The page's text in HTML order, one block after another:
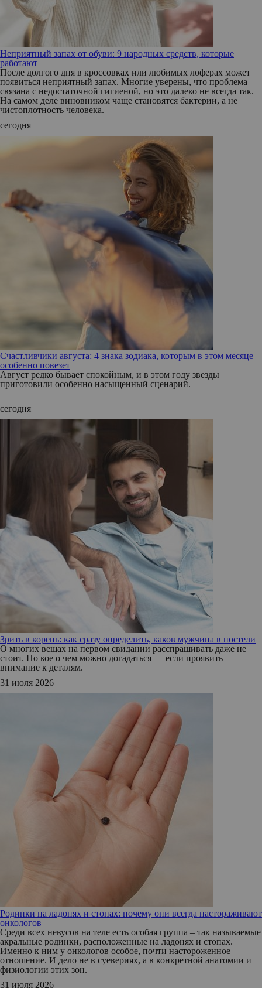
Неприятный запах от обуви: 9 народных средств, которые
работают
После долгого дня в кроссовках или любимых лоферах может
появиться неприятный запах. Многие уверены, что проблема
связана с недостаточной гигиеной, но это далеко не всегда так.
На самом деле виновником чаще становятся бактерии, а не
чистоплотность человека.
сегодня
Счастливчики августа: 4 знака зодиака, которым в этом месяце
особенно повезет
Август редко бывает спокойным, и в этом году звезды
приготовили особенно насыщенный сценарий.
сегодня
Зрить в корень: как сразу определить, каков мужчина в постели
О многих вещах на первом свидании расспрашивать даже не
стоит. Но кое о чем можно догадаться — если проявить
внимание к деталям.
31 июля 2026
Родинки на ладонях и стопах: почему они всегда настораживают
онкологов
Среди всех невусов на теле есть особая группа – так называемые
акральные родинки, расположенные на ладонях и стопах.
Именно к ним у онкологов особое, почти настороженное
отношение. И дело не в суевериях, а в конкретной анатомии и
физиологии этих зон.
31 июля 2026